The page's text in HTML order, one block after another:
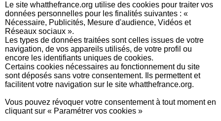
Le site whatthefrance.org utilise des cookies pour traiter vos
données personnelles pour les finalités suivantes : «
Nécessaire, Publicités, Mesure d'audience, Vidéos et
Réseaux sociaux ». ​
Les types de données traitées sont celles issues de votre
navigation, de vos appareils utilisés, de votre profil ou
encore les identifiants uniques de cookies. ​
Certains cookies nécessaires au fonctionnement du site
sont déposés sans votre consentement. Ils permettent et
facilitent votre navigation sur le site whatthefrance.org. ​
Vous pouvez révoquer votre consentement à tout moment en
cliquant sur « Paramétrer vos cookies »
A BRAND OF
PARTENAIRES CONTACTEZ-NOUS MENTIONS LÉGALES
CREDITS|À
PROPOS
|POLITIQUE DE
PROTECTION DES
|PRÉFÉRENCES DE